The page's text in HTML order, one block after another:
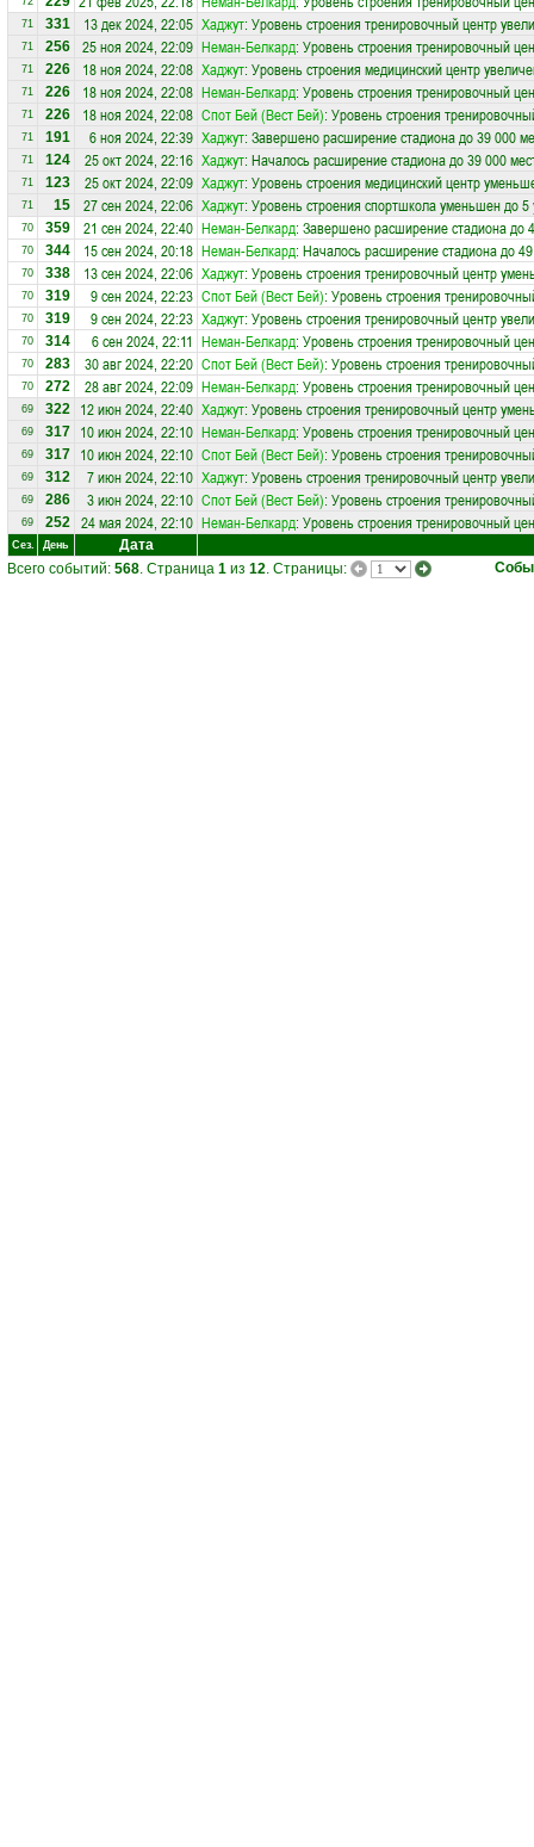
71 331 13 дек 2024, 22:05 Хаджут: Уровень строения тренировочный центр
71 256 25 ноя 2024, 22:09 Неман-Белкард: Уровень строения тренировочный
71 226 18 ноя 2024, 22:08 Хаджут: Уровень строения медицинский центр
71 226 18 ноя 2024, 22:08 Неман-Белкард: Уровень строения тренировочный
71 226 18 ноя 2024, 22:08 Спот Бей (Вест Бей): Уровень строения
71 191 6 ноя 2024, 22:39 Хаджут: Завершено расширение стадиона до 39 000
71 124 25 окт 2024, 22:16 Хаджут: Началось расширение стадиона до 39 000
71 123 25 окт 2024, 22:09 Хаджут: Уровень строения медицинский центр
71 15 27 сен 2024, 22:06 Хаджут: Уровень строения спортшкола уменьшен до 5
70 359 21 сен 2024, 22:40 Неман-Белкард: Завершено расширение стадиона до
70 344 15 сен 2024, 20:18 Неман-Белкард: Началось расширение стадиона до
70 338 13 сен 2024, 22:06 Хаджут: Уровень строения тренировочный центр
70 319 9 сен 2024, 22:23 Спот Бей (Вест Бей): Уровень строения
70 319 9 сен 2024, 22:23 Хаджут: Уровень строения тренировочный центр
70 314 6 сен 2024, 22:11 Неман-Белкард: Уровень строения тренировочный
70 283 30 авг 2024, 22:20 Спот Бей (Вест Бей): Уровень строения
70 272 28 авг 2024, 22:09 Неман-Белкард: Уровень строения тренировочный
69 322 12 июн 2024, 22:40 Хаджут: Уровень строения тренировочный центр
69 317 10 июн 2024, 22:10 Неман-Белкард: Уровень строения тренировочный
69 317 10 июн 2024, 22:10 Спот Бей (Вест Бей): Уровень строения
69 312 7 июн 2024, 22:10 Хаджут: Уровень строения тренировочный центр
69 286 3 июн 2024, 22:10 Спот Бей (Вест Бей): Уровень строения
69 252 24 мая 2024, 22:10 Неман-Белкард: Уровень строения тренировочный
Сез. День
Дата
Всего событий: 568. Страница 1 из 12. Страницы: